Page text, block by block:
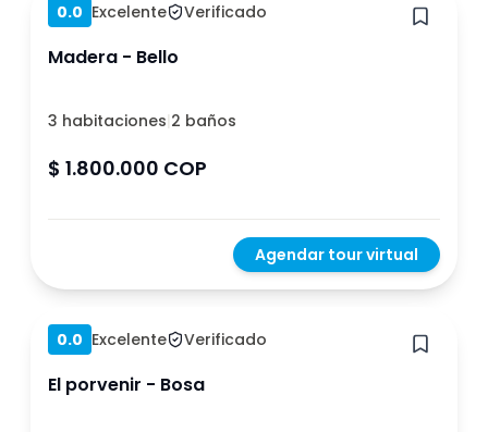
0.0 Excelente Verificado
Madera - Bello
3 habitaciones|2 baños
$ 1.800.000 COP
Agendar tour virtual
Hace 1 año
0.0 Excelente Verificado
El porvenir - Bosa